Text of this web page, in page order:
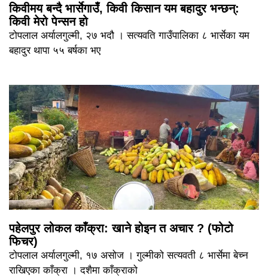
किवीमय बन्दै भार्सेगाउँ, किवी किसान यम बहादुर भन्छन्:
किवी मेरो पेन्सन हो
टोपलाल अर्यालगुल्मी, २७ भदौ । सत्यवति गाउँपालिका ८ भार्सेका यम
बहादुर थापा ५५ बर्षका भए
पहेलपुर लोकल काँक्रा: खाने होइन त अचार ? (फोटो
फिचर)
टोपलाल अर्यालगुल्मी, १७ असोज । गुल्मीको सत्यवती ८ भार्सेमा बेच्न
राखिएका काँक्रा । दशैमा काँक्राको